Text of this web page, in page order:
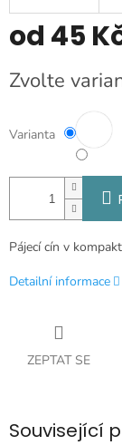
od 45
cena:
Zvolte
Varianta
Pájecí cín v
Detailní informace
ZEPTAT SE
Související